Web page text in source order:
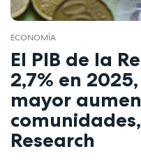
ECONOMÍA
El PIB de la
2,7% en
mayor
Research